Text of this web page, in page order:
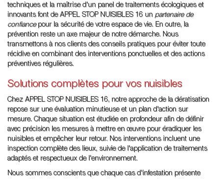
techniques et la maîtrise d'un panel de traitements écologiques et
innovants font de APPEL STOP NUISIBLES 16 un partenaire de
confiancepour la sécurité de votre espace de vie. En outre, la
prévention reste un axe majeur de notre démarche. Nous
transmettons à nos clients des conseils pratiques pour éviter toute
récidive en combinant des interventions ponctuelles et des actions
préventives régulières.
Solutions complètes pour vos nuisibles
Chez APPEL STOP NUISIBLES 16, notre approche de la dératisation
repose sur une évaluation minutieuse et un plan d'action sur
mesure. Chaque situation est étudiée en profondeur afin de définir
avec précision les mesures à mettre en œuvre pour éradiquer les
nuisibles et empêcher leur retour. Nos interventions incluent une
inspection complète des lieux, suivie de l'application de traitements
adaptés et respectueux de l'environnement.
Nous sommes conscients que chaque cas d'infestation présente